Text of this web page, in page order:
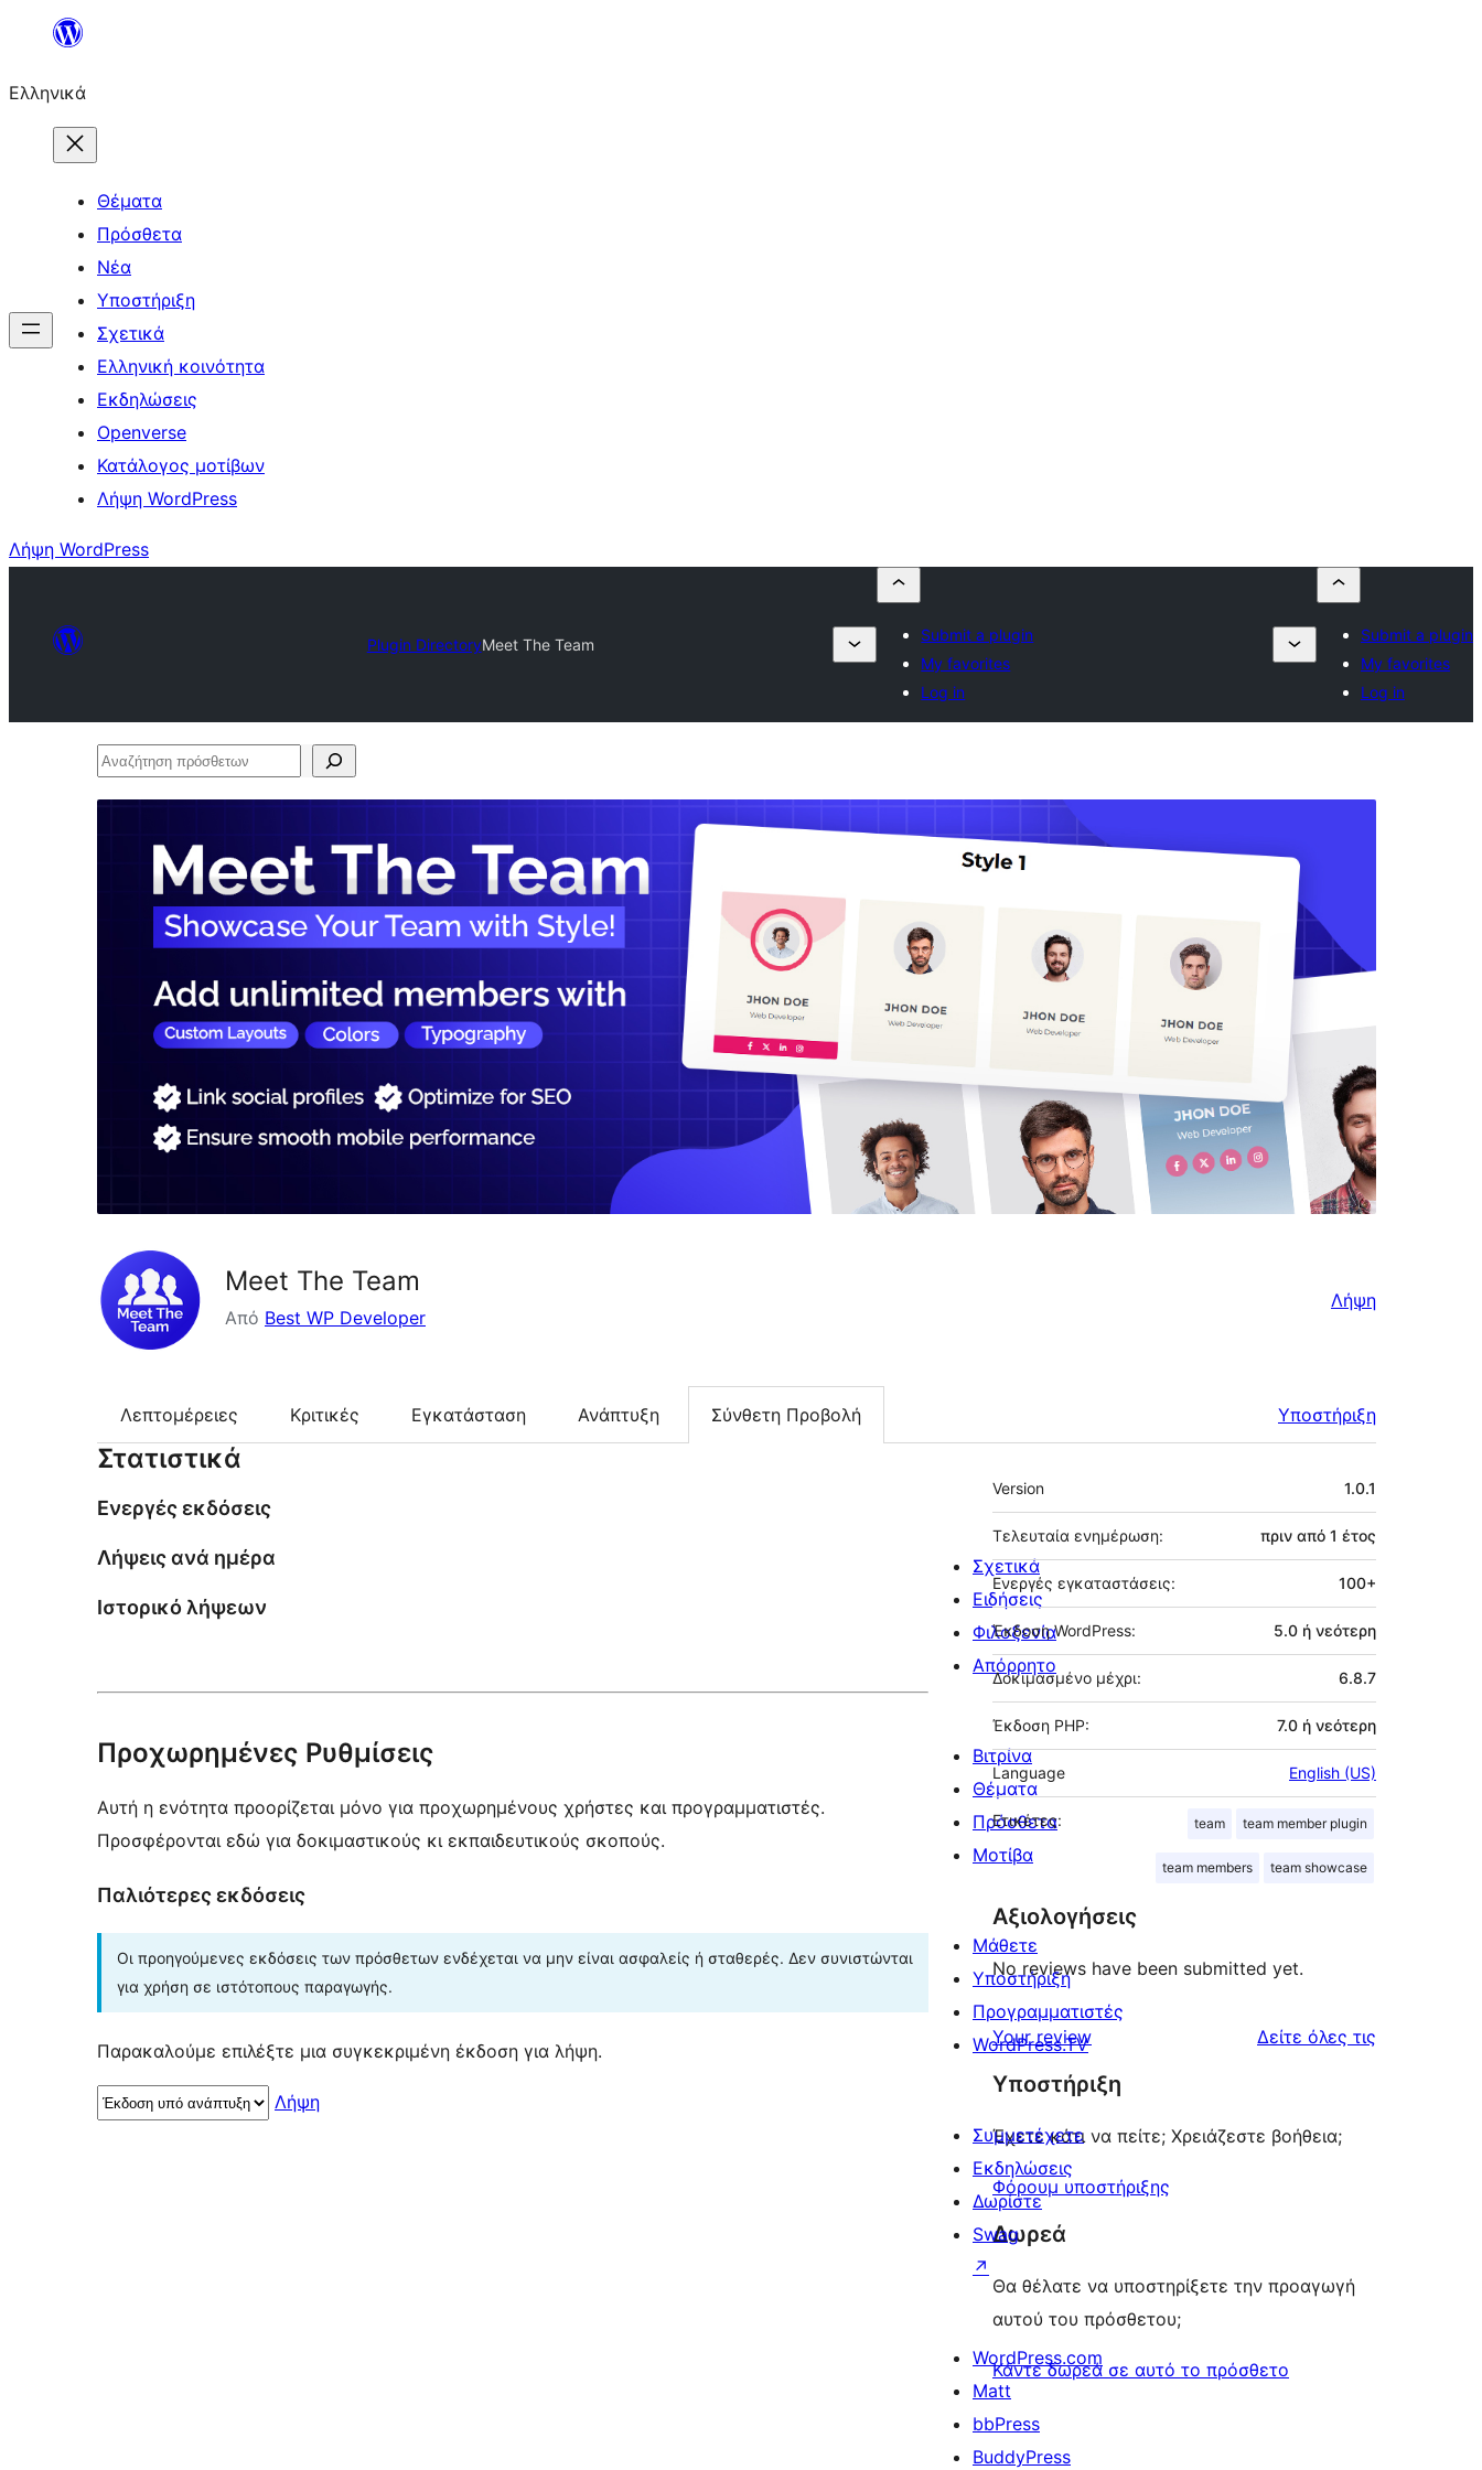
Μετάβαση
περιεχόμενο
Ελληνικά
Θέματα
Πρόσθετα
Νέα
Υποστήριξη
Σχετικά
Ελληνική κοινότητα
Εκδηλώσεις
Openverse
Κατάλογος μοτίβων
Λήψη WordPress
Λήψη WordPress
Plugin DirectoryMeet The Team
Submit a plugin
My favorites
Log in
Submit a plugin
My favorites
Log in
Αναζήτηση
Meet The Team
Από Best WP Developer
Λήψη
Λεπτομέρειες Κριτικές Εγκατάσταση Ανάπτυξη Σύνθετη Προβολή Υποστήριξη
Στατιστικά
Ενεργές εκδόσεις
Λήψεις ανά ημέρα
Ιστορικό λήψεων
Προχωρημένες Ρυθμίσεις
Αυτή η ενότητα προορίζεται μόνο για προχωρημένους χρήστες και προγραμματιστές.
Προσφέρονται εδώ για δοκιμαστικούς κι εκπαιδευτικούς σκοπούς.
Παλιότερες εκδόσεις
Οι προηγούμενες εκδόσεις των πρόσθετων ενδέχεται να μην είναι ασφαλείς ή σταθερές. Δεν συνιστώνται
για χρήση σε ιστότοπους παραγωγής.
Παρακαλούμε επιλέξτε μια συγκεκριμένη έκδοση για λήψη.
Λήψη
Μεταστοιχεία
Version 1.0.1
Τελευταία ενημέρωση: πριν από 1 έτος
Ενεργές εγκαταστάσεις: 100+
Έκδοση WordPress: 5.0 ή νεότερη
Δοκιμασμένο μέχρι: 6.8.7
Έκδοση PHP: 7.0 ή νεότερη
Language English (US)
Ετικέτες: team team member plugin
team members team showcase
Αξιολογήσεις
No reviews have been submitted yet.
Your review Δείτε όλες τις
Υποστήριξη
Έχετε κάτι να πείτε; Χρειάζεστε βοήθεια;
Φόρουμ υποστήριξης
Δωρεά
Θα θέλατε να υποστηρίξετε την προαγωγή
αυτού του πρόσθετου;
Κάντε δωρεά σε αυτό το πρόσθετο
Σχετικά
Ειδήσεις
Φιλοξενία
Απόρρητο
Βιτρίνα
Θέματα
Πρόσθετα
Μοτίβα
Μάθετε
Υποστήριξη
Προγραμματιστές
WordPress.TV
Συμμετέχετε
Εκδηλώσεις
Δωρίστε
Swag
↗
WordPress.com
Matt
bbPress
BuddyPress